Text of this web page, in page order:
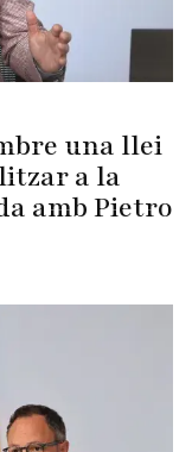
una llei
a la
amb Pietro